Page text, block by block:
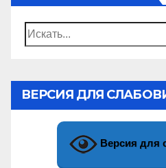
Найти:
ВЕРСИЯ ДЛЯ
Версия для